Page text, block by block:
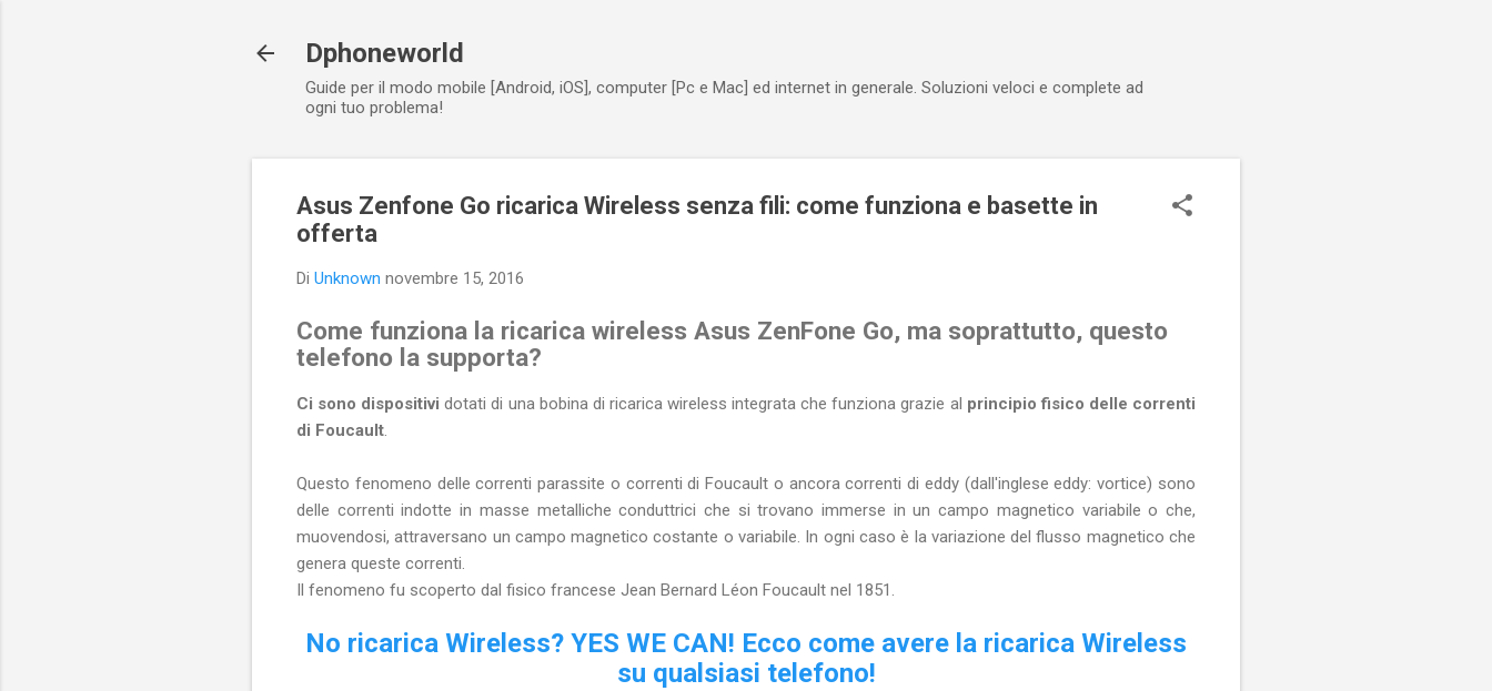
Dphoneworld
Guide per il modo mobile [Android, iOS], computer [Pc e Mac] ed internet in generale. Soluzioni veloci e complete ad
ogni tuo problema!
Asus Zenfone Go ricarica Wireless senza fili: come funziona e basette in
offerta
Di Unknown novembre 15, 2016
Come funziona la ricarica wireless Asus ZenFone Go, ma soprattutto, questo
telefono la supporta?
Ci sono dispositividotati di una bobina di ricarica wireless integrata che funziona grazie al principio fisico delle correnti
di Foucault.
Questo fenomeno delle correnti parassite o correnti di Foucault o ancora correnti di eddy (dall'inglese eddy: vortice) sono
delle correnti indotte in masse metalliche conduttrici che si trovano immerse in un campo magnetico variabile o che,
muovendosi, attraversano un campo magnetico costante o variabile. In ogni caso è la variazione del flusso magnetico che
genera queste correnti.
Il fenomeno fu scoperto dal fisico francese Jean Bernard Léon Foucault nel 1851.
No ricarica Wireless? YES WE CAN! Ecco come avere la ricarica Wireless
su qualsiasi telefono!